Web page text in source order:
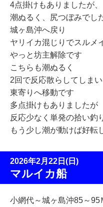
4点掛けもありましたが、
潮ぬるく、尻つぼみでし
城ヶ島沖へ戻り
ヤリイカ混じりでスルメ
やっと坊主解除です
こちらも潮ぬるく
2回で反応散らしてしまい
東寄りへ移動です
多点掛けもありましたが
反応少なく単発の拾い釣
もう少し潮が動けば好転
2026年2月22日(日)
マルイカ船
小網代～城ヶ島沖85～95